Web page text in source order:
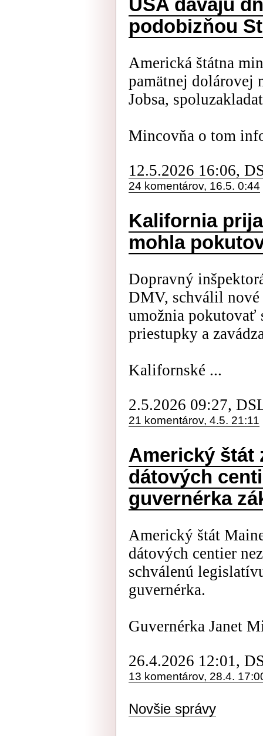
USA dávajú
podobizňou
Americká štátna
pamätnej dolárovej
Jobsa,
Mincovňa o tom
12.5.2026 16:06,
24 komentárov, 16.5. 0:44
Kalifornia
mohla
Dopravný
DMV, schválil
umožnia pokutovať
priestupky a
Kalifornské ...
2.5.2026 09:27,
21 komentárov, 4.5. 21:11
Americký štát
dátových
guvernérka
Americký štát
dátových centier
schválenú
guvernérka.
Guvernérka Janet
26.4.2026 12:01,
13 komentárov, 28.4.
Novšie správy